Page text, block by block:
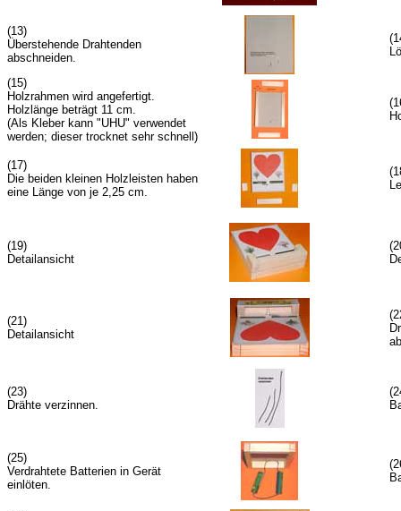
(13)
Überstehende Drahtenden
abschneiden.
(15)
Holzrahmen wird angefertigt.
Holzlänge beträgt 11 cm.
(Als Kleber kann "UHU" verwendet
werden; dieser trocknet sehr schnell)
(17)
Die beiden kleinen Holzleisten haben
eine Länge von je 2,25 cm.
(19)
Detailansicht
(21)
Detailansicht
(23)
Drähte verzinnen.
(25)
Verdrahtete Batterien in Gerät
einlöten.